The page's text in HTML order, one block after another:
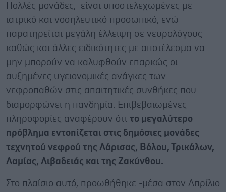
Πολλές μονάδες, είναι υποστελεχωμένες με
ιατρικό και νοσηλευτικό προσωπικό, ενώ
παρατηρείται μεγάλη έλλειψη σε νευρολόγους
καθώς και άλλες ειδικότητες με αποτέλεσμα να
μην μπορούν να καλυφθούν επαρκώς οι
αυξημένες υγειονομικές ανάγκες των
νεφροπαθών στις απαιτητικές συνθήκες που
διαμορφώνει η πανδημία. Επιβεβαιωμένες
πληροφορίες αναφέρουν ότι το μεγαλύτερο
πρόβλημα εντοπίζεται στις δημόσιες μονάδες
τεχνητού νεφρού της Λάρισας, Βόλου, Τρικάλων,
Λαμίας, Λιβαδειάς και της Ζακύνθου.
Στο πλαίσιο αυτό, προωθήθηκε -μέσα στον Απρίλιο